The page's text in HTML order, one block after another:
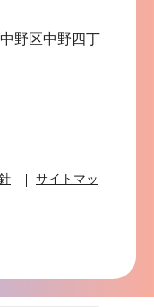
野区中野四丁
サイトマッ